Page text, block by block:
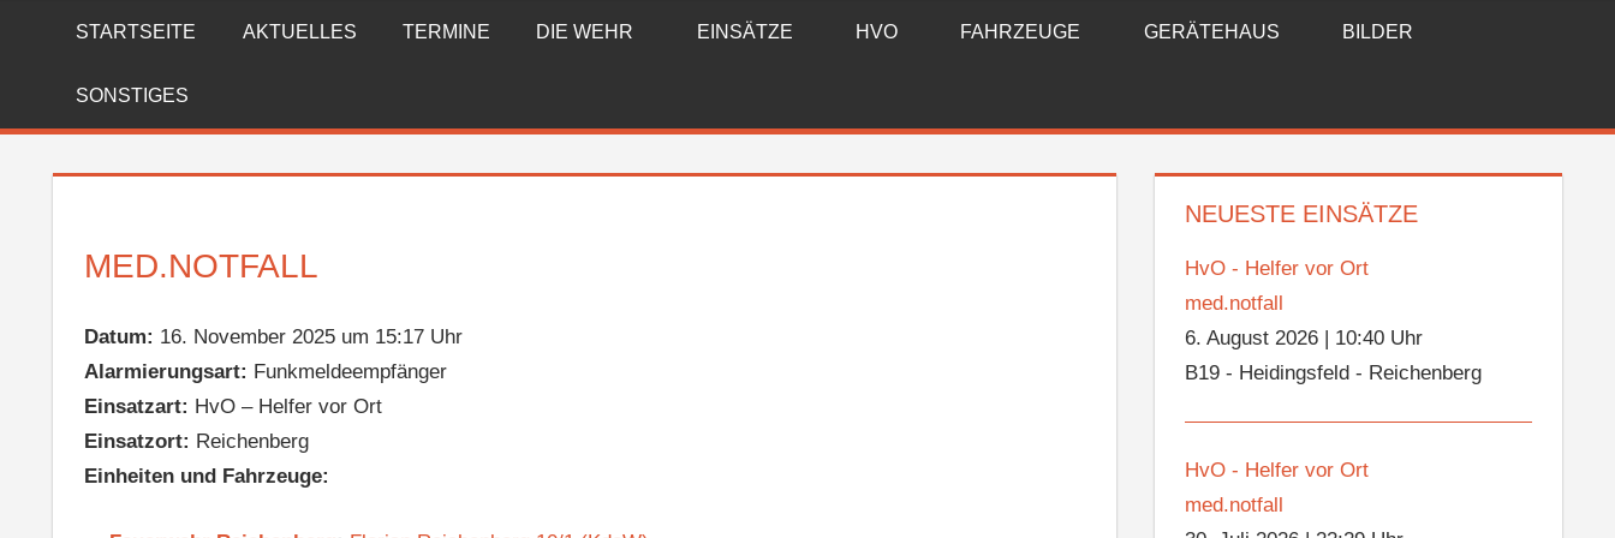
FREIWILLIGE
FEUERWEHR
REICHENBERG
STARTSEITE AKTUELLES TERMINE DIE WEHR EINSÄTZE HVO FAHRZEUGE GERÄTEHAUS BILDER
SONSTIGES
MED.NOTFALL
Datum: 16. November 2025 um 15:17 Uhr
Alarmierungsart: Funkmeldeempfänger
Einsatzart: HvO – Helfer vor Ort
Einsatzort: Reichenberg
Einheiten und Fahrzeuge:
NEUESTE EINSÄTZE
HvO - Helfer vor Ort
med.notfall
6. August 2026
10:40 Uhr
B19 - Heidingsfeld - Reichenberg
HvO - Helfer vor Ort
med.notfall